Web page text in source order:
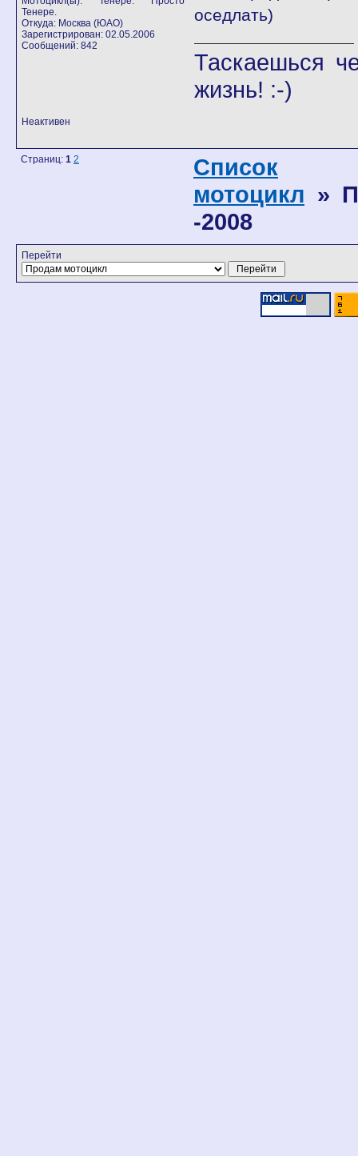
Тенере.
Откуда: Москва (ЮАО)
Зарегистрирован: 02.05.2006
Сообщений: 842
оседлать)
Таскаешься
жизнь! :-)
Неактивен
Страниц: 1 2 Список
мотоцикл »
-2008
Перейти